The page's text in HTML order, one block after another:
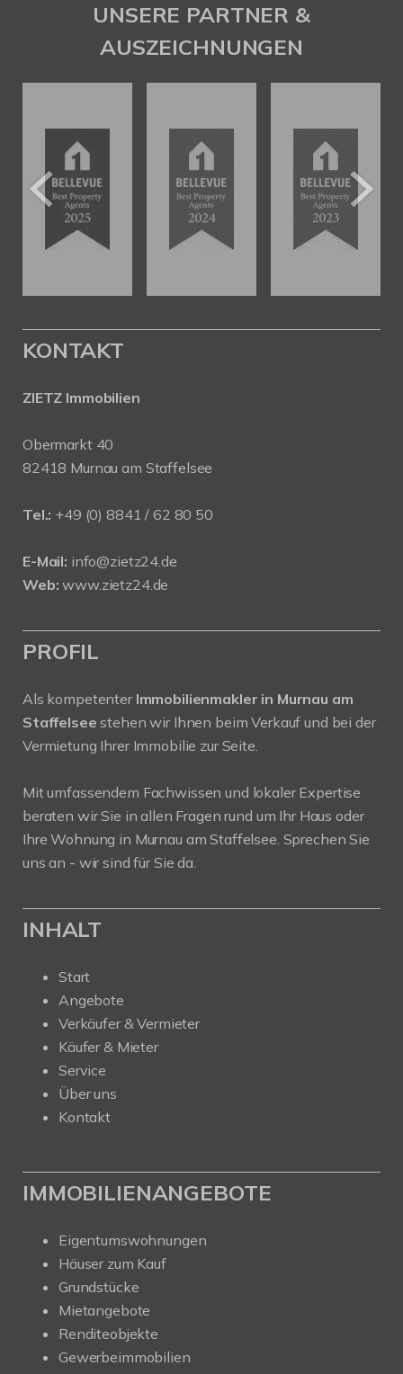
UNSERE PARTNER &
AUSZEICHNUNGEN
KONTAKT
ZIETZ Immobilien
Obermarkt 40
82418 Murnau am Staffelsee
Tel.: +49 (0) 8841 / 62 80 50
E-Mail: info@zietz24.de
Web: www.zietz24.de
PROFIL
Als kompetenter Immobilienmakler in Murnau am
Staffelsee stehen wir Ihnen beim Verkauf und bei der
Vermietung Ihrer Immobilie zur Seite.
Mit umfassendem Fachwissen und lokaler Expertise
beraten wir Sie in allen Fragen rund um Ihr Haus oder
Ihre Wohnung in Murnau am Staffelsee. Sprechen Sie
uns an - wir sind für Sie da.
INHALT
Start
Angebote
Verkäufer & Vermieter
Käufer & Mieter
Service
Über uns
Kontakt
IMMOBILIENANGEBOTE
Eigentumswohnungen
Häuser zum Kauf
Grundstücke
Mietangebote
Renditeobjekte
Gewerbeimmobilien